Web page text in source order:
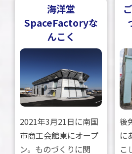
海洋堂
SpaceFactoryな
んこく
2021年3月21日に南国
市商工会館東にオープ
ン。ものづくりに関
後
に
こ